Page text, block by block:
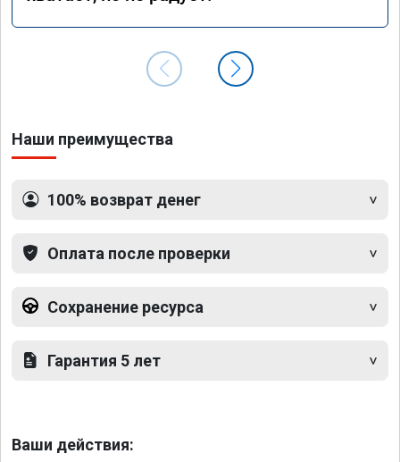
Наши преимущества
100% возврат денег
Оплата после проверки
Сохранение ресурса
Гарантия 5 лет
Ваши действия: